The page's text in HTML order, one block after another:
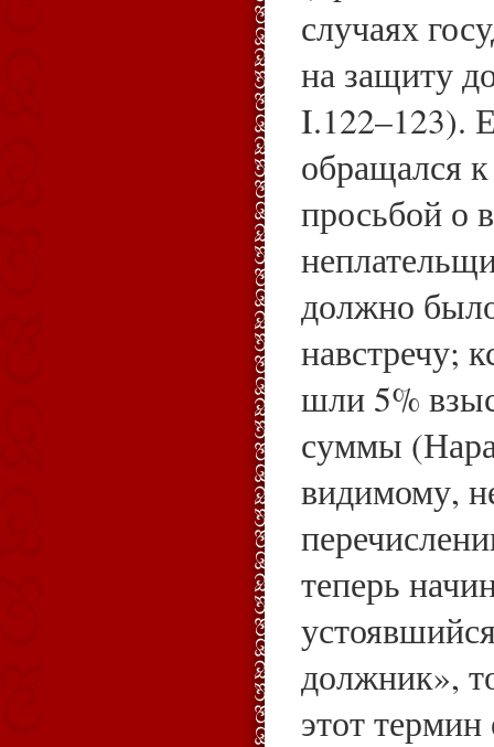
случаях
на защиту
I.122–123).
обращался к
просьбой о
должно
навстречу;
шли 5%
суммы
видимому,
теперь
должник»,
этот термин